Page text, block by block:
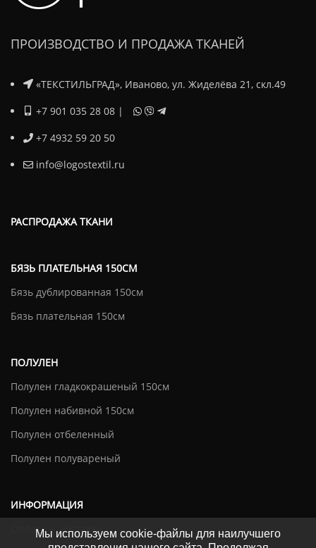
ПРОИЗВОДСТВО И ПРОДАЖА ТКАНЕЙ
«ТЕКСТИЛЬГРАД», Иваново, ул. Жиделёва 21, скл.49
+7 901 035 28 08 |
+7 4932 59 20 50
info@logostextil.ru
РАСПРОДАЖА ТКАНИ
БЯЗЬ ПЛАТЕЛЬНАЯ 150СМ
Бязь дублированная 150см
Бязь плательная 150см
ПОЛУЛЕН
Полулен гладкокрашеный 150см
Полулен набивной 150см
Полулен отбеленный
Полулен полувареный
ИНФОРМАЦИЯ
Оплата и доставка
Мы используем cookie-файлы для наилучшего